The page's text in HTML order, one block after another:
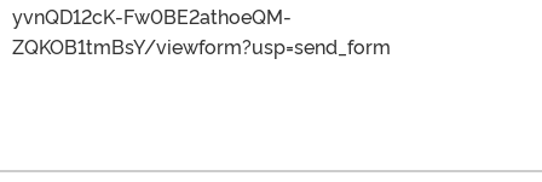
yvnQD12cK-Fw0BE2athoeQM-
ZQKOB1tmBsY/viewform?usp=send_form